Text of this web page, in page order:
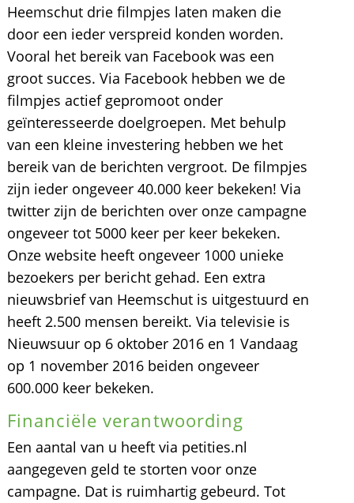
Heemschut drie filmpjes laten maken die
door een ieder verspreid konden worden.
Vooral het bereik van Facebook was een
groot succes. Via Facebook hebben we de
filmpjes actief gepromoot onder
geïnteresseerde doelgroepen. Met behulp
van een kleine investering hebben we het
bereik van de berichten vergroot. De filmpjes
zijn ieder ongeveer 40.000 keer bekeken! Via
twitter zijn de berichten over onze campagne
ongeveer tot 5000 keer per keer bekeken.
Onze website heeft ongeveer 1000 unieke
bezoekers per bericht gehad. Een extra
nieuwsbrief van Heemschut is uitgestuurd en
heeft 2.500 mensen bereikt. Via televisie is
Nieuwsuur op 6 oktober 2016 en 1 Vandaag
op 1 november 2016 beiden ongeveer
600.000 keer bekeken.
Financiële verantwoording
Een aantal van u heeft via petities.nl
aangegeven geld te storten voor onze
campagne. Dat is ruimhartig gebeurd. Tot